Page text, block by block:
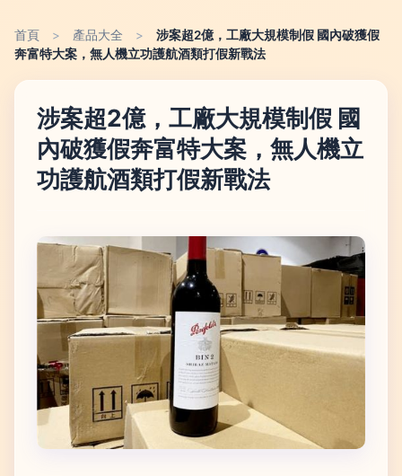
首頁 > 產品大全 >
涉案超2億，工廠大規模制假 國內破獲假
奔富特大案，無人機立功護航酒類打假新戰法
涉案超2億，工廠大規模制假 國
內破獲假奔富特大案，無人機立
功護航酒類打假新戰法